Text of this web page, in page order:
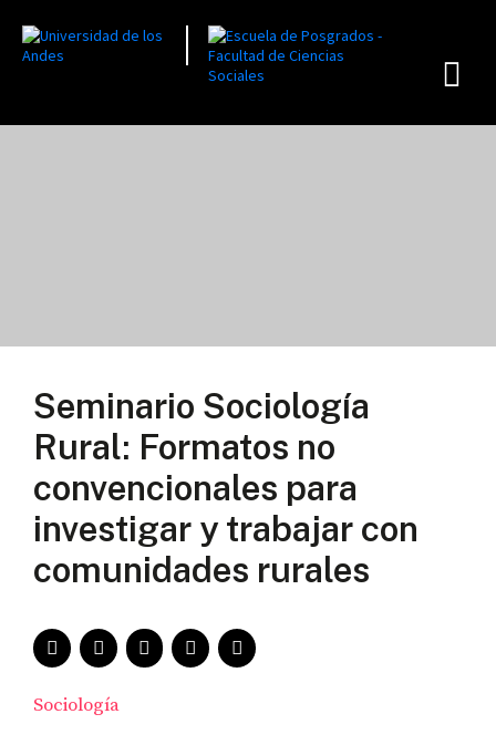
Seminario Sociología
Rural: Formatos no
convencionales para
investigar y trabajar con
comunidades rurales
Sociología